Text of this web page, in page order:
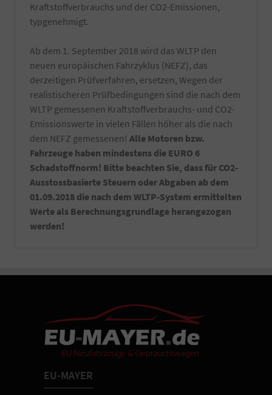
Kraftstoffverbrauchs und der CO2-Emissionen,
typgenehmigt.
Ab dem 1. September 2018 wird das WLTP den
neuen europäischen Fahrzyklus (NEFZ), das
derzeitigen Prüfverfahren, ersetzen, Wegen der
realistischeren Prüfbedingungen sind die nach dem
WLTP gemessenen Kraftstoffverbrauchs- und CO2-
Emissionswerte in vielen Fällen höher als die nach
dem NEFZ gemessenen! Alle Motoren bzw.
Fahrzeuge haben mindestens die EURO 6
Schadstoffnorm! Bitte beachten Sie, dass für CO2-
Ausstossbasierte Steuern oder Abgaben ab dem
01.09.2018 die nach dem WLTP-System ermittelten
Werte als Berechnungsgrundlage herangezogen
werden!
EU-MAYER